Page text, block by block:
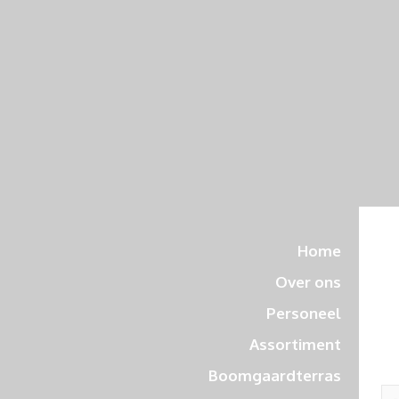
Home
Over ons
Personeel
Assortiment
Boomgaardterras